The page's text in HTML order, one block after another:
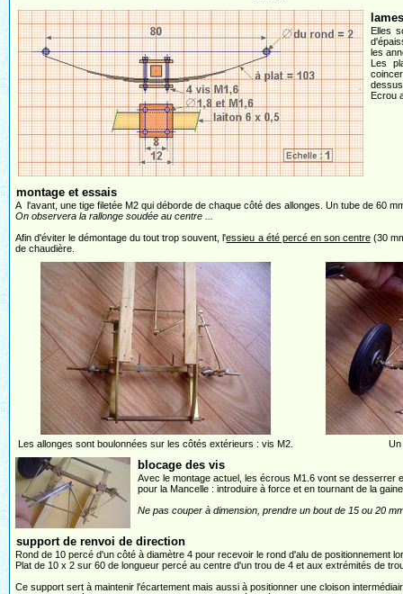
Elles
les
Les
Ecrou
montage et essais
A l'avant, une tige filetée M2 qui déborde de chaque côté des allonges. Un tube de 60
On observera la rallonge soudée au centre ...
Afin d'éviter le démontage du tout trop souvent, l'essieu a été percé en son centre(30
de chaudière.
Les allonges sont boulonnées sur les côtés extérieurs : vis M2. Un
blocage des vis
Avec le montage actuel, les écrous M1.6 vont se desserrer
pour la Mancelle : introduire à force et en tournant de la
Ne pas couper à dimension, prendre un bout de 15 ou 20
support de renvoi de direction
Rond de 10 percé d'un côté à diamètre 4 pour recevoir le rond d'alu de positionnement
Plat de 10 x 2 sur 60 de longueur percé au centre d'un trou de 4 et aux extrémités de
Ce support sert à maintenir l'écartement mais aussi à positionner une cloison